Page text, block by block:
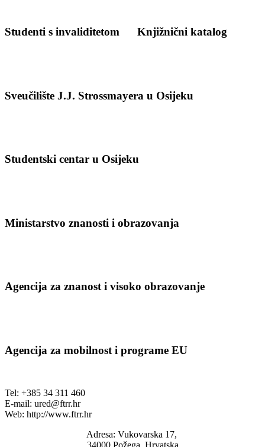
Studenti s invaliditetom Knjižnični katalog
Sveučilište J.J. Strossmayera u Osijeku
Studentski centar u Osijeku
Ministarstvo znanosti i obrazovanja
Agencija za znanost i visoko obrazovanje
Agencija za mobilnost i programe EU
Tel: +385 34 311 460
E-mail: ured@ftrr.hr
Web: http://www.ftrr.hr
Adresa: Vukovarska 17,